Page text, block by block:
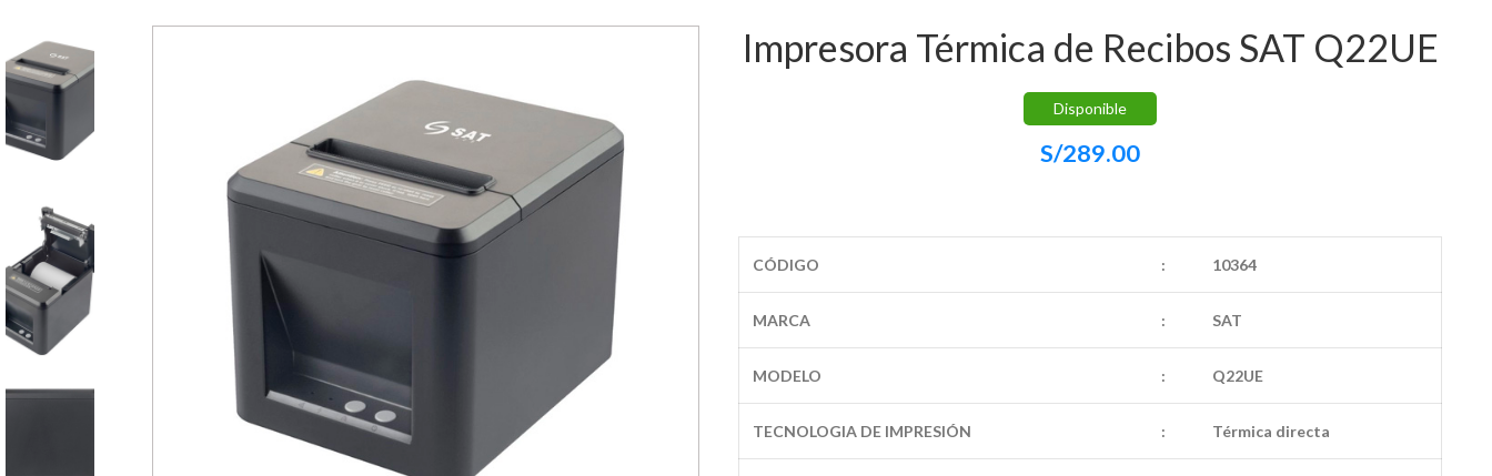
Impresora Térmica de Recibos SAT Q22UE
Disponible
S/289.00
CÓDIGO : 10364
MARCA : SAT
MODELO : Q22UE
TECNOLOGIA DE IMPRESIÓN : Térmica directa